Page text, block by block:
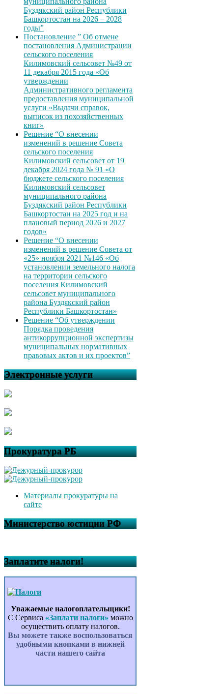
Буздякский район Республики
Башкортостан на 2026 – 2028
годы”
Постановление ” Об отмене
постановления Администрации
сельского поселения
Килимовский сельсовет №49 от
11 декабря 2015 года «Об
утверждении
Административного регламента
предоставления муниципальной
услуги «Выдачи справок,
выписок из похозяйственных
книг»
Решение “О внесении
изменений в решение Совета
сельского поселения
Килимовский сельсовет от 19
декабря 2024 года № 91 «О
бюджете сельского поселения
Килимовский сельсовет
муниципального района
Буздякский район Республики
Башкортостан на 2025 год и на
плановый период 2026 и 2027
годов»
Решение “О внесении
изменений в решение Совета от
«25» ноября 2021 №146 «Об
установлении земельного налога
на территории сельского
поселения Килимовский
сельсовет муниципального
района Буздякский район
Республики Башкортостан»
Решение “Об утверждении
Порядка проведения
антикоррупционной экспертизы
муниципальных нормативных
правовых актов и их проектов”
Электронные услуги
Прокуратура РБ
Материалы прокуратуры на
сайте
Министерство юстиции РФ
Заплатите налоги!
Уважаемые налогоплательщики!
С Сервиса «Заплати налоги» можно
осуществить оплату налогов.
Вы можете также воспользоваться
удобными кнопками в нижней
части нашего сайта